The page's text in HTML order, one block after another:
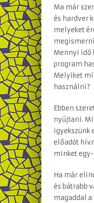
Ma már
és hardver
melyeket
Mennyi idő
program
Melyiket
használni?
Ebben
nyújtani.
igyekszünk
előadót
minket
Ha már
és bátrabb
magaddal